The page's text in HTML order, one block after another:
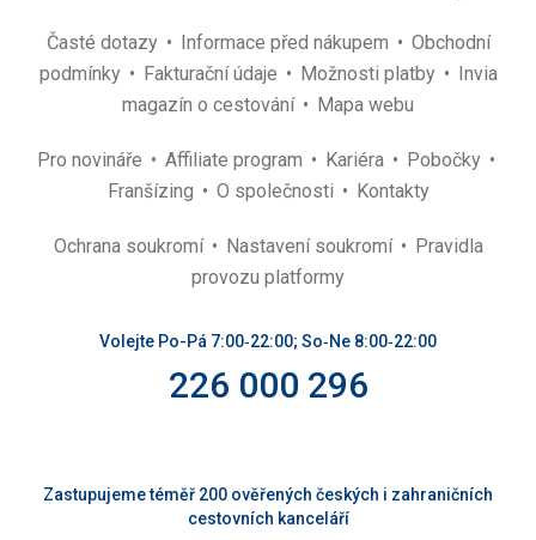
Časté dotazy Informace před nákupem
Obchodní
podmínky
Fakturační údaje Možnosti platby
Invia
magazín o cestování
Mapa webu
Pro novináře Affiliate program Kariéra
Pobočky
Franšízing
O společnosti Kontakty
Ochrana soukromí Nastavení soukromí
Pravidla
provozu platformy
Volejte Po-Pá 7:00‑22:00; So‑Ne 8:00‑22:00
226 000 296
Zastupujeme téměř 200 ověřených českých i zahraničních
cestovních kanceláří